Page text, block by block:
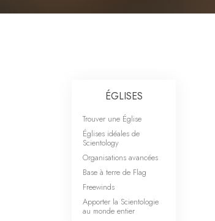
ÉGLISES
Trouver une Église
Églises idéales de
Scientology
Organisations avancées
Base à terre de Flag
Freewinds
Apporter la Scientologie
au monde entier